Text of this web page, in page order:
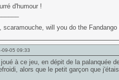
d'humour !
scaramouche, will you do the Fandango
09-05 09:33
à ce jeu, en dépit de la palanquée
alors que le petit garçon que